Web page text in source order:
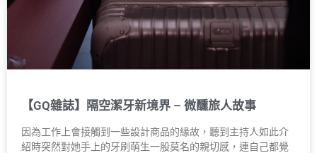
【GQ雜誌】隔空潔牙新境界 – 微醺旅人故事
因為工作上會接觸到一些設計商品的緣故，聽到主持人如此介
紹時突然對她手上的牙刷萌生一股莫名的親切感，連自己都覺